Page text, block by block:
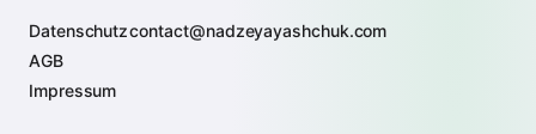
Datenschutz
AGB
Impressum
contact@nadzeyayashchuk.com